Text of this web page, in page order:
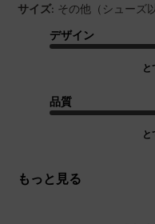
サイズ: その他（シューズ
デザイン
品質
もっと見る